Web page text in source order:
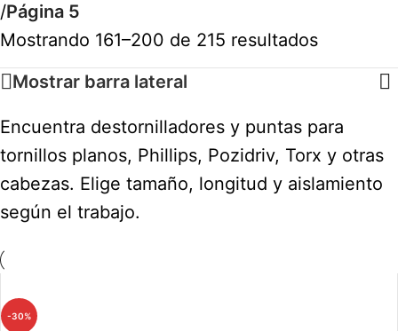
/Página 5
Mostrando 161–200 de 215 resultados
Mostrar barra lateral
Encuentra destornilladores y puntas para
tornillos planos, Phillips, Pozidriv, Torx y otras
cabezas. Elige tamaño, longitud y aislamiento
según el trabajo.
-30%